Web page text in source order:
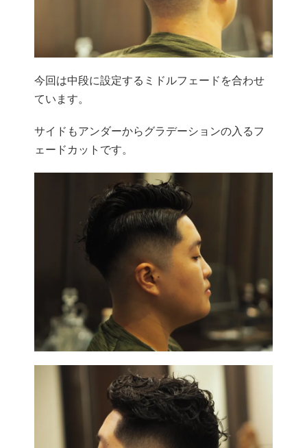
今回は中段に設定するミドルフェードを合わせ
ています。
サイドもアンダーからグラデーションの入るフ
ェードカットです。